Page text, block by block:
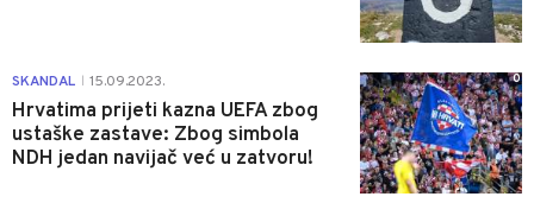
SKANDAL 15.09.2023.
Hrvatima prijeti kazna UEFA zbog
ustaške zastave: Zbog simbola
NDH jedan navijač već u zatvoru!
0